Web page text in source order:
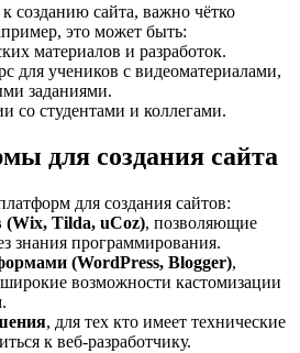
созданию сайта, важно чётко
это может быть:
материалов и разработок.
для учеников с видеоматериалами,
заданиями.
со студентами и коллегами.
для создания сайта
для создания сайтов:
(Wix, Tilda, uCoz), позволяющие
знания программирования.
(WordPress, Blogger),
возможности кастомизации
, для тех кто имеет технические
к веб-разработчику.